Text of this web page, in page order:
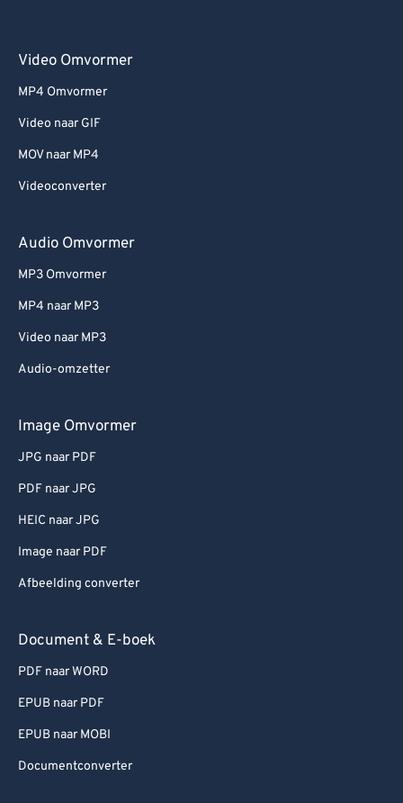
Video Omvormer
MP4 Omvormer
Video naar GIF
MOV naar MP4
Videoconverter
Audio Omvormer
MP3 Omvormer
MP4 naar MP3
Video naar MP3
Audio-omzetter
Image Omvormer
JPG naar PDF
PDF naar JPG
HEIC naar JPG
Image naar PDF
Afbeelding converter
Document & E-boek
PDF naar WORD
EPUB naar PDF
EPUB naar MOBI
Documentconverter